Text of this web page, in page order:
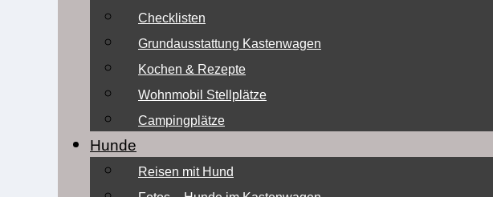
Checklisten
Grundausstattung Kastenwagen
Kochen & Rezepte
Wohnmobil Stellplätze
Campingplätze
Hunde
Reisen mit Hund